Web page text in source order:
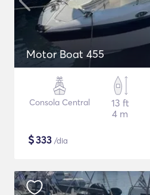
Motor Boat 455
Consola Central
13 ft
4 m
$333 /dia